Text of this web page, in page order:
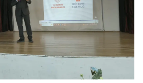
Kahramanmaraş
Mardin
Muğla